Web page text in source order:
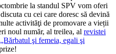
la standul SPV vom oferi
cu cei care doresc să devină
activităţi de promovare a vieții
noul număr, al treilea, al revistei
şi femeia, egali şi